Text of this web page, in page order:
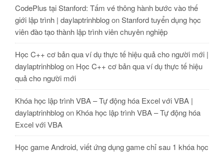
CodePlus tại Stanford: Tấm vé thông hành bước vào thế
giới lập trình | daylaptrinhblogonStanford tuyển dụng học
viên đào tạo thành lập trình viên chuyên nghiệp
Học C++ cơ bản qua ví dụ thực tế hiệu quả cho người mới |
daylaptrinhblogon Học C++ cơ bản qua ví dụ thực tế hiệu
quả cho người mới
Khóa học lập trình VBA – Tự động hóa Excel với VBA |
daylaptrinhblogon Khóa học lập trình VBA – Tự động hóa
Excel với VBA
Học game Android, viết ứng dụng game chỉ sau 1 khóa học